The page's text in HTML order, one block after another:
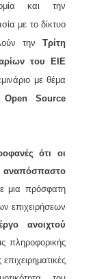
και την
με το δίκτυο
τηνΤρίτη
του ΕΙΕ
με θέμα
Source
ότι οι
αναπόσπαστο
μια πρόσφατη
επιχειρήσεων
ανοιχτού
πληροφορικής